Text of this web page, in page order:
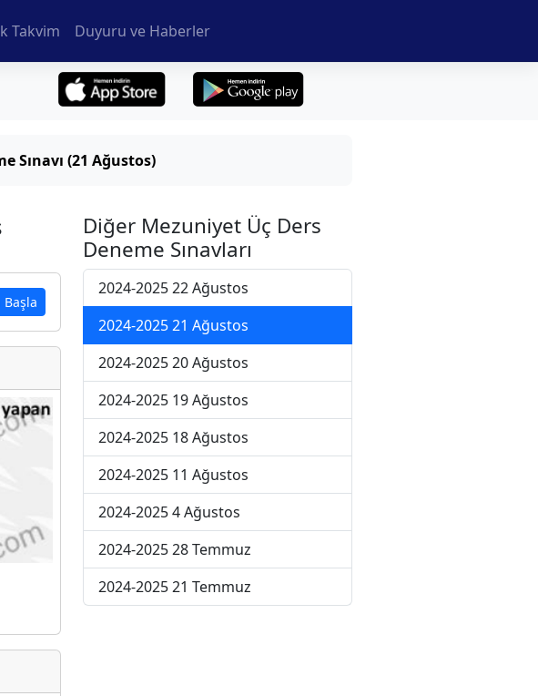
Takvim Duyuru ve Haberler
Sınavı (21 Ağustos)
Başla
Diğer Mezuniyet Üç Ders
Deneme Sınavları
2024-2025 22 Ağustos
2024-2025 21 Ağustos
2024-2025 20 Ağustos
2024-2025 19 Ağustos
2024-2025 18 Ağustos
2024-2025 11 Ağustos
2024-2025 4 Ağustos
2024-2025 28 Temmuz
2024-2025 21 Temmuz